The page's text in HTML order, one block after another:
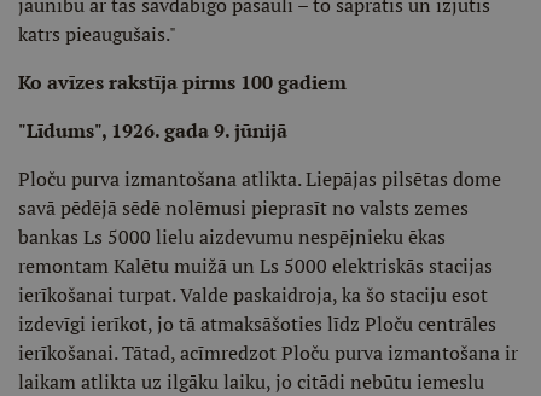
katrs pieaugušais."
Ko avīzes rakstīja pirms 100 gadiem
"Līdums", 1926. gada 9. jūnijā
Ploču purva izmantošana atlikta. Liepājas pilsētas dome
savā pēdējā sēdē nolēmusi pieprasīt no valsts zemes
bankas Ls 5000 lielu aizdevumu nespējnieku ēkas
remontam Kalētu muižā un Ls 5000 elektriskās stacijas
ierīkošanai turpat. Valde paskaidroja, ka šo staciju esot
izdevīgi ierīkot, jo tā atmaksāšoties līdz Ploču centrāles
ierīkošanai. Tātad, acīmredzot Ploču purva izmantošana ir
laikam atlikta uz ilgāku laiku, jo citādi nebūtu iemeslu